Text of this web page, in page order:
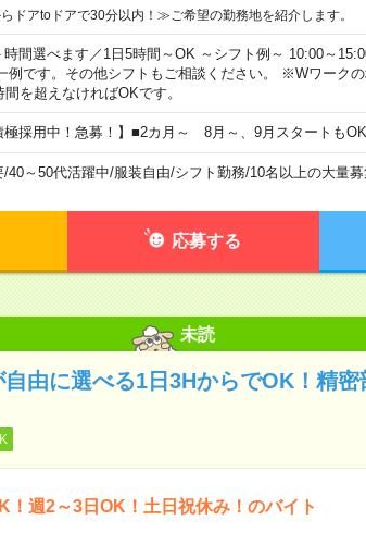
ドアtoドアで30分以内！≫ご希望の勤務地を紹介します。
間選べます／1日5時間～OK ～シフト例～ 10:00～
例です。その他シフトもご相談ください。 ※Wワーク
を超えなければOKです。
極採用中！急募！】■2カ月～ 8月～、9月スタートもOK
/40～50代活躍中/服装自由/シフト勤務/10名以上の大量募
応募する
未読
由に選べる1日3HからでOK！精密
！週2～3日OK！土日祝休み！のバイト